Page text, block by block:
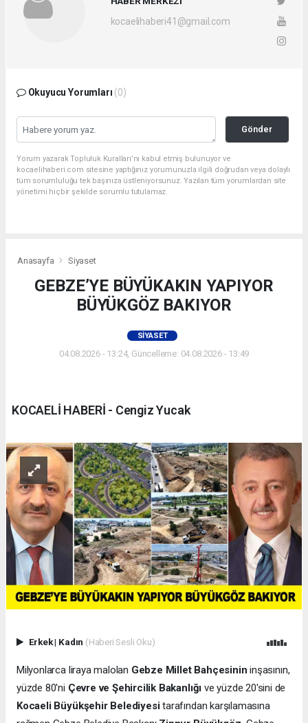
kocaelihaberi41@gmail.com
Okuyucu Yorumları (0)
Gönder
Yorum yazarak Topluluk Kuralları’nı kabul etmiş bulunuyor ve
kocaelihaberi.com sitesine yaptığınız yorumunuzla ilgili doğrudan veya dolaylı
tüm sorumluluğu tek başınıza üstleniyorsunuz. Yazılan tüm yorumlardan site
yönetimi hiçbir şekilde sorumlu tutulamaz.
Anasayfa Siyaset
GEBZE’YE BÜYÜKAKIN YAPIYOR
BÜYÜKGÖZ BAKIYOR
SIYASET
04.08.2026 - 13:24, Güncelleme: 04.08.2026 - 13:49
KOCAELİ HABERİ - Cengiz Yucak
Erkek| Kadın (Haberi Sesli Oku)
Milyonlarca liraya malolan Gebze Millet Bahçesinin inşasının,
yüzde 80'ni Çevre ve Şehircilik Bakanlığı ve yüzde 20'sini de
Kocaeli Büyükşehir Belediyesitarafından karşılamasına